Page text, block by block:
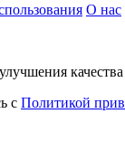
О нас
с Политикой